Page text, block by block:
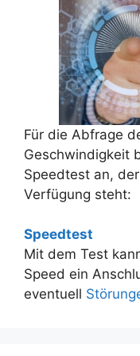
Für die Abfrage
Geschwindigkeit
Speedtest an,
Verfügung steht:
Speedtest
Mit dem Test
Speed ein
eventuell